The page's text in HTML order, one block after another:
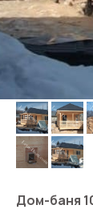
Дом-баня